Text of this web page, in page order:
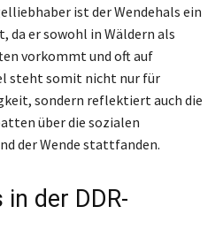
ist der Wendehals ein
da er sowohl in Wäldern als
vorkommt und oft auf
steht somit nicht nur für
sondern reflektiert auch die
über die sozialen
der Wende stattfanden.
in der DDR-